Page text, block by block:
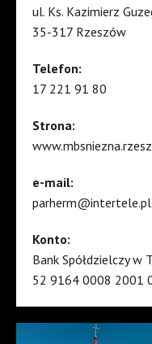
ul. Ks. Kazimierz
35-317 Rzeszów
Telefon:
17 221 91 80
Strona:
e-mail:
parherm@intertele.pl
Konto:
Bank Spółdzielczy w
52 9164 0008 2001